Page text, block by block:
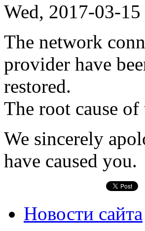
Wed, 2017-03-
The network
provider have
restored.
The root cause
We sincerely
have caused you.
Новости сайта